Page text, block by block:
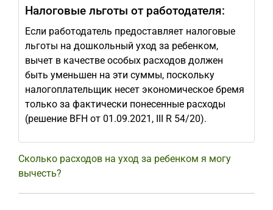
Налоговые льготы от работодателя:
Если работодатель предоставляет налоговые
льготы на дошкольный уход за ребенком,
вычет в качестве особых расходов должен
быть уменьшен на эти суммы, поскольку
налогоплательщик несет экономическое бремя
только за фактически понесенные расходы
(решение BFH от 01.09.2021, III R 54/20).
Сколько расходов на уход за ребенком я могу
вычесть?